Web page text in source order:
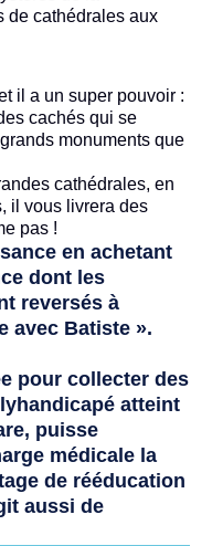
de cathédrales aux
il a un super pouvoir :
cachés qui se
monuments que
cathédrales, en
il vous livrera des
pas !
en achetant
dont les
reversés à
avec Batiste ».
pour collecter des
atteint
puisse
médicale la
de rééducation
aussi de